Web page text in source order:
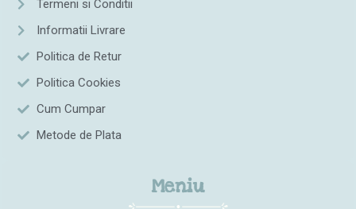
Termeni si Conditii
Informatii Livrare
Politica de Retur
Politica Cookies
Cum Cumpar
Metode de Plata
Meniu